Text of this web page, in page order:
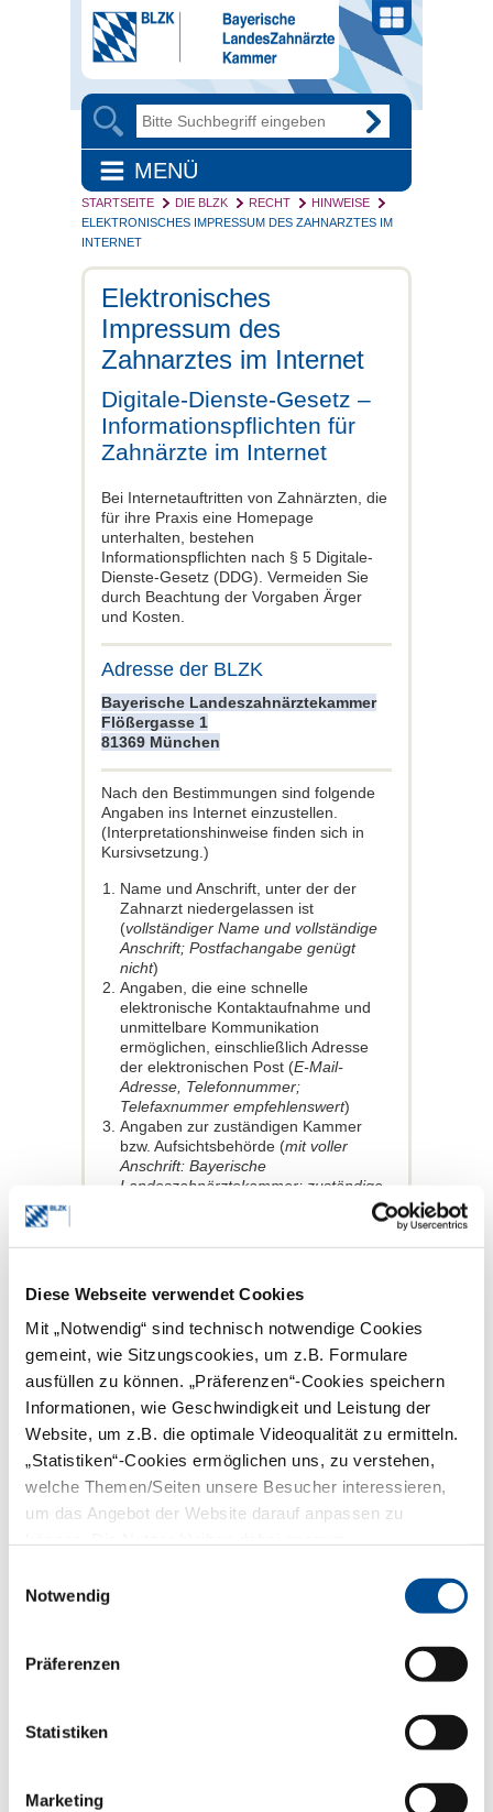
Diese Webseite verwendet Cookies
Mit „Notwendig“ sind technisch notwendige Cookies
gemeint, wie Sitzungscookies, um z.B. Formulare
ausfüllen zu können. „Präferenzen“-Cookies speichern
Informationen, wie Geschwindigkeit und Leistung der
Website, um z.B. die optimale Videoqualität zu ermitteln.
„Statistiken“-Cookies ermöglichen uns, zu verstehen,
welche Themen/Seiten unsere Besucher interessieren,
um das Angebot der Website darauf anpassen zu
Notwendig
Präferenzen
Statistiken
Marketing
MENÜ
STARTSEITE DIE BLZK RECHT
HINWEISE
ELEKTRONISCHES IMPRESSUM DES ZAHNARZTES IM
INTERNET
Elektronisches
Impressum des
Zahnarztes im Internet
Digitale-Dienste-Gesetz –
Informationspflichten für
Zahnärzte im Internet
Bei Internetauftritten von Zahnärzten, die
für ihre Praxis eine Homepage
unterhalten, bestehen
Informationspflichten nach § 5 Digitale-
Dienste-Gesetz (DDG). Vermeiden Sie
durch Beachtung der Vorgaben Ärger
und Kosten.
Adresse der BLZK
Bayerische Landeszahnärztekammer
Flößergasse 1
81369 München
Nach den Bestimmungen sind folgende
Angaben ins Internet einzustellen.
(Interpretationshinweise finden sich in
Kursivsetzung.)
Name und Anschrift, unter der der
Zahnarzt niedergelassen ist
(vollständiger Name und vollständige
Anschrift; Postfachangabe genügt
nicht)
Angaben, die eine schnelle
elektronische Kontaktaufnahme und
unmittelbare Kommunikation
ermöglichen, einschließlich Adresse
der elektronischen Post (E-Mail-
Adresse, Telefonnummer;
Telefaxnummer empfehlenswert)
Angaben zur zuständigen Kammer
bzw. Aufsichtsbehörde (mit voller
Anschrift: Bayerische
Landeszahnärztekammer; zuständige
Kassenzahnärztliche Vereinigung
vertragszahnärztlicher Tätigkeit
bei Partnerschaftsgesellschaften nach
dem
Angabe der zuständigen
Registerbehörde und der
Registernummer
Berufsbezeichnung und des Staates,
in dem diese verliehen wurde (bei
zahnärztlicher Ausbildung in
'Bundesrepublik Deutschland')
Bezeichnung der berufsrechtlichen
Zahnärzte; insoweit kann auf die im